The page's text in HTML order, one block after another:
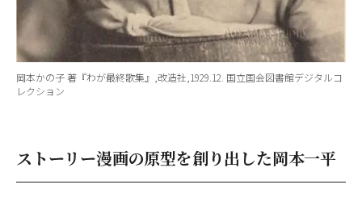
岡本かの子 著『わが最終歌集』,改造社,1929.12. 国立国会図書館デジタルコ
レクション
ストーリー漫画の原型を創り出した岡本一平